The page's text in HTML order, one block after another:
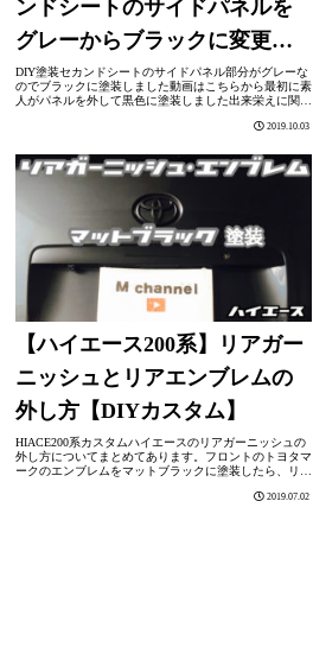
ンドシートのサイドパネルを
グレーからブラックに変更
【DIY塗装】
DIY塗装セカンドシートのサイドパネル部分がグレーな
のでブラックに塗装しました動画はこちらから最初に素
人がパネルを外して黒色に塗装しました出来栄えに関し
2019.10.03
【ハイエース200系】リアガー
ニッシュとリアエンブレムの
外し方【DIYカスタム】
HIACE200系カスタムハイエースのリアガーニッシュの
外し方についてまとめてあります。フロントのトヨタマ
ークのエンブレムをマットブラックに塗装したら、リア
2019.07.02